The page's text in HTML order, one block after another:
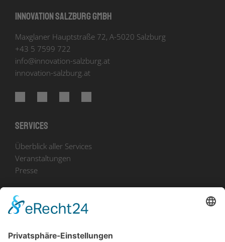
Innovation Salzburg GmbH
Maxglaner Hauptstraße 72, A-5020 Salzburg
+43 5 7599 722
info@innovation-salzburg.at
innovation-salzburg.at
Services
Überblick aller Services
Veranstaltungen
Presse
Bekanntmachungen
Ausschreibungen